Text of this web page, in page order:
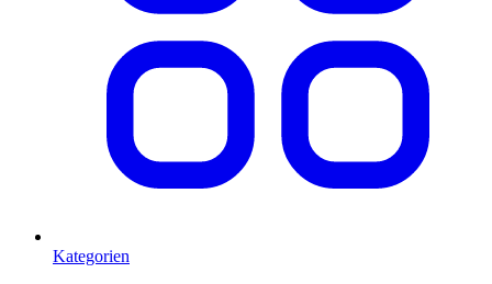
Kategorien